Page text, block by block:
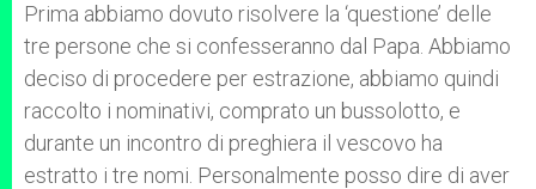
Prima abbiamo dovuto risolvere la ‘questione’ delle
tre persone che si confesseranno dal Papa. Abbiamo
deciso di procedere per estrazione, abbiamo quindi
raccolto i nominativi, comprato un bussolotto, e
durante un incontro di preghiera il vescovo ha
estratto i tre nomi. Personalmente posso dire di aver